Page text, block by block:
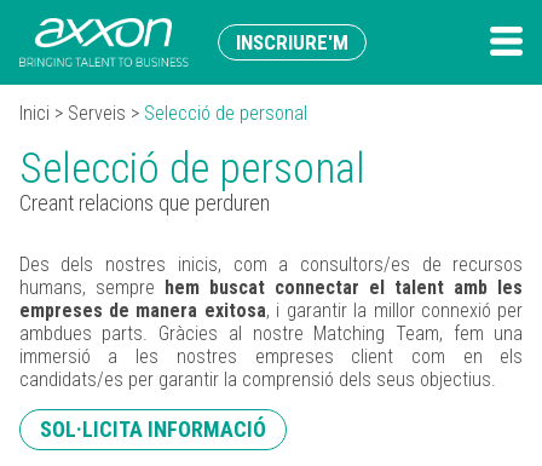
INSCRIURE'M
Inici > Serveis > Selecció de personal
Selecció de personal
Creant relacions que perduren
Des dels nostres inicis, com a consultors/es de recursos
humans, sempre hem buscat connectar el talent amb les
empreses de manera exitosa, i garantir la millor connexió per
ambdues parts. Gràcies al nostre Matching Team, fem una
immersió a les nostres empreses client com en els
candidats/es per garantir la comprensió dels seus objectius.
SOL·LICITA INFORMACIÓ